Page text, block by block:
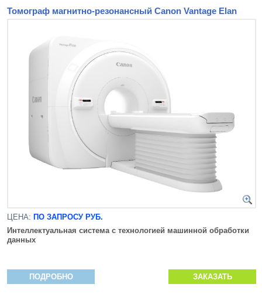
Томограф магнитно-резонансный Canon Vantage Elan
ЦЕНА: ПО ЗАПРОСУ РУБ.
Интеллектуальная система с технологией машинной обработки
данных
ПОДРОБНО ЗАКАЗАТЬ